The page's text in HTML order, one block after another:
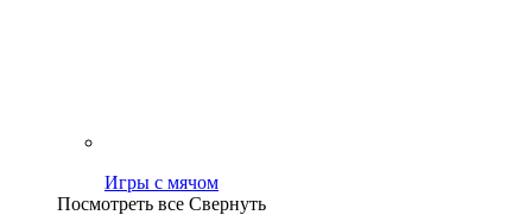
Игры с мячом
Посмотреть все Свернуть